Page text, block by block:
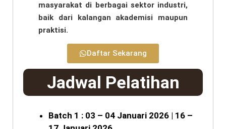
masyarakat di berbagai sektor industri,
baik dari kalangan akademisi maupun
praktisi.
Daftar Sekarang
Jadwal Pelatihan
Batch 1 : 03 – 04 Januari 2026 | 16 –